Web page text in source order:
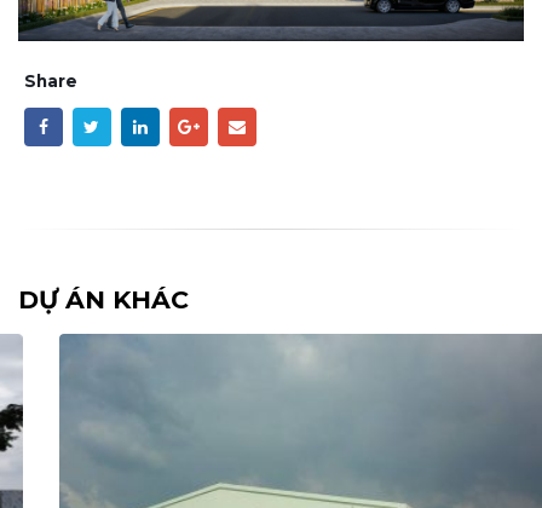
Share
DỰ ÁN KHÁC